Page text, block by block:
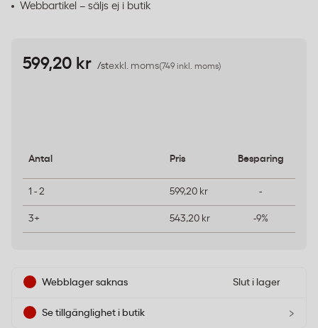
Webbartikel – säljs ej i butik
599,20 kr /stexkl. moms(749 inkl. moms)
Antal Pris Besparing
1 - 2 599,20 kr -
3+ 543,20 kr -9%
Webblager saknas Slut i lager
Se tillgänglighet i butik ›